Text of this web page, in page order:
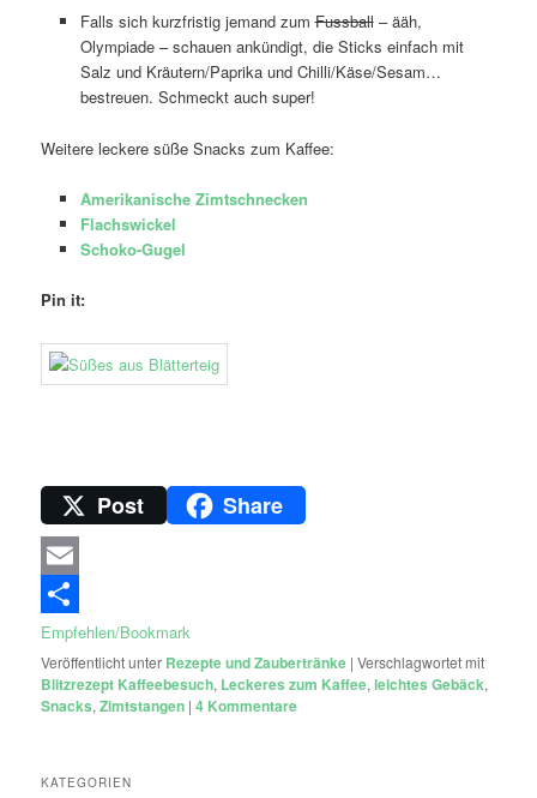
Falls sich kurzfristig jemand zumFussball– ääh,
Olympiade – schauen ankündigt, die Sticks einfach mit
Salz und Kräutern/Paprika und Chilli/Käse/Sesam…
bestreuen. Schmeckt auch super!
Weitere leckere süße Snacks zum Kaffee:
Amerikanische Zimtschnecken
Flachswickel
Schoko-Gugel
Pin it:
Post Share
Email
Empfehlen/Bookmark
Veröffentlicht unter Rezepte und Zaubertränke |Verschlagwortet mit
Blitzrezept Kaffeebesuch, Leckeres zum Kaffee,leichtes Gebäck,
Snacks,Zimtstangen |4 Kommentare
KATEGORIEN